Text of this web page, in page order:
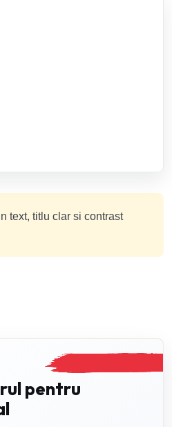
text, titlu clar si contrast
pentru